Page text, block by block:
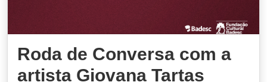
Roda de Conversa com a
artista Giovana Tartas